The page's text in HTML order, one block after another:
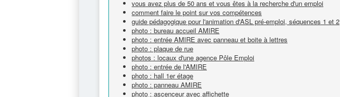
vous avez plus de 50 ans et vous êtes à la recherche d'un emploi
comment faire le point sur vos compétences
guide pédagogique pour l'animation d'ASL pré-emploi, séquences 1 et 2
photo : bureau accueil AMIRE
photo : entrée AMIRE avec panneau et boite à lettres
photo : plaque de rue
photos : locaux d'une agence Pôle Emploi
photo : entrée de l'AMIRE
photo : hall 1er étage
photo : panneau AMIRE
photo : ascenceur avec affichette